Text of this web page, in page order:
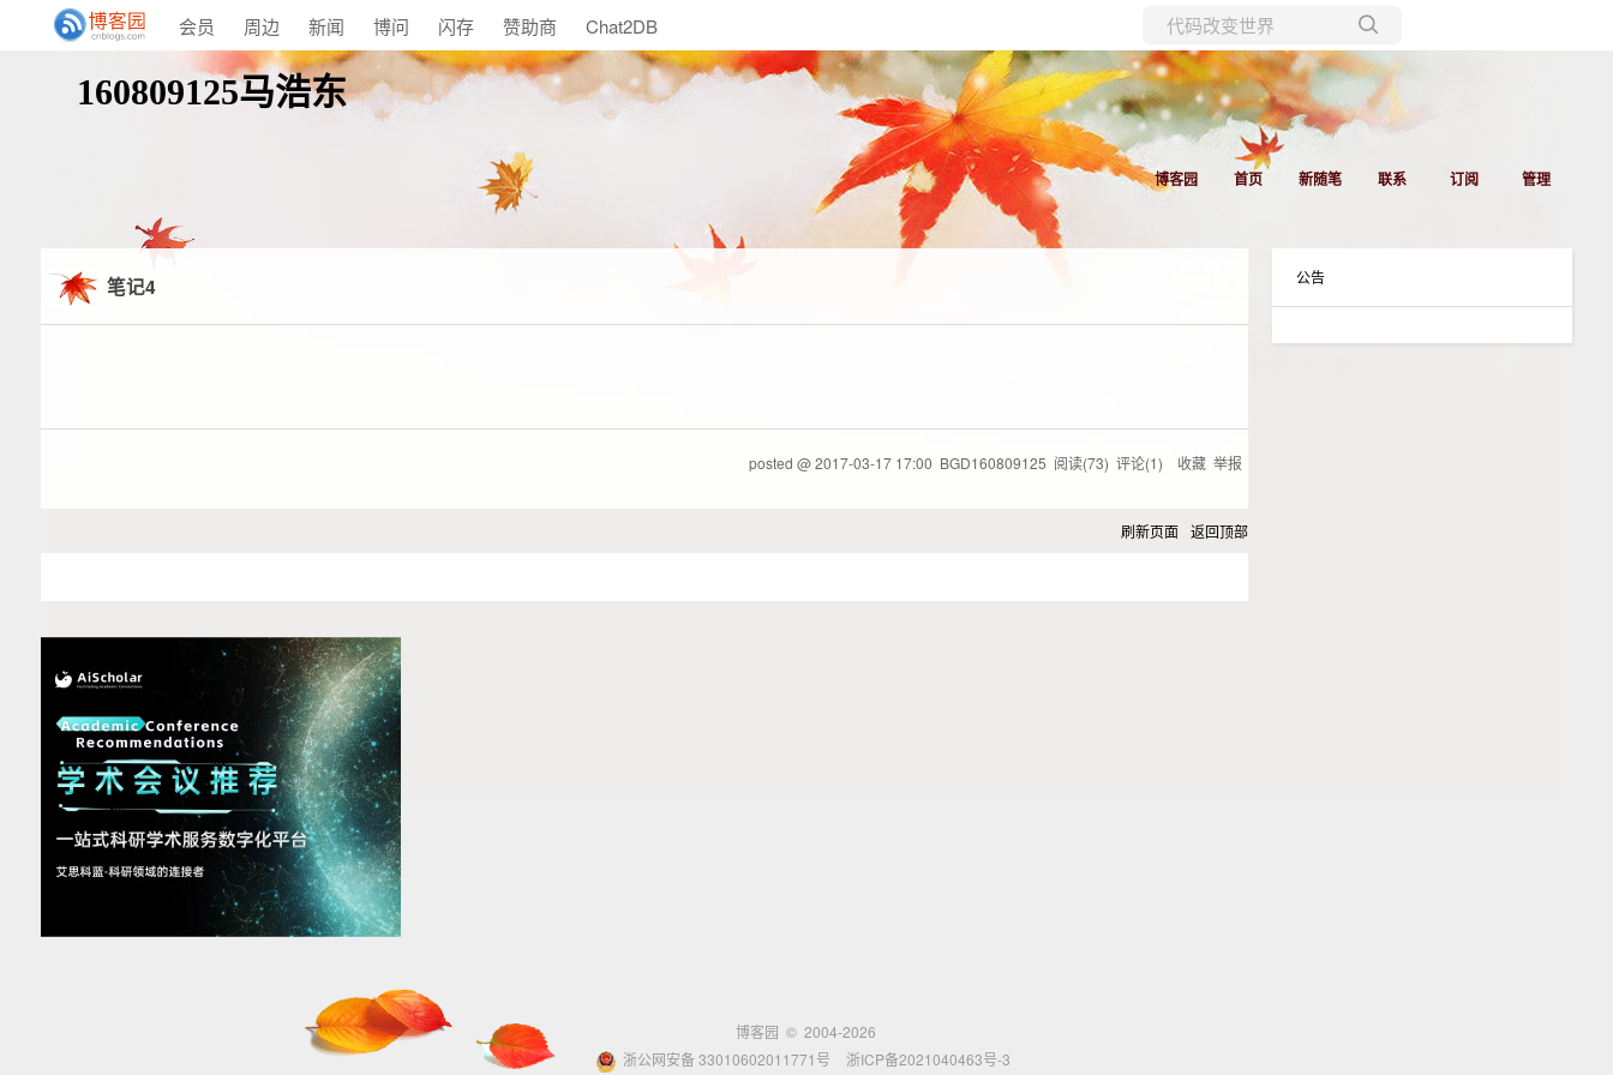
会员 周边 新闻 博问 闪存 赞助商 Chat2DB
所有博客
当前博客
160809125马浩东
博客园 首页 新随笔 联系 订阅 管理
笔记4
posted @2017-03-17 17:00 BGD160809125 阅读(73) 评论(1) 收藏 举报
刷新页面 返回顶部
公告
博客园 © 2004-2026
浙公网安备 33010602011771号
浙ICP备2021040463号-3